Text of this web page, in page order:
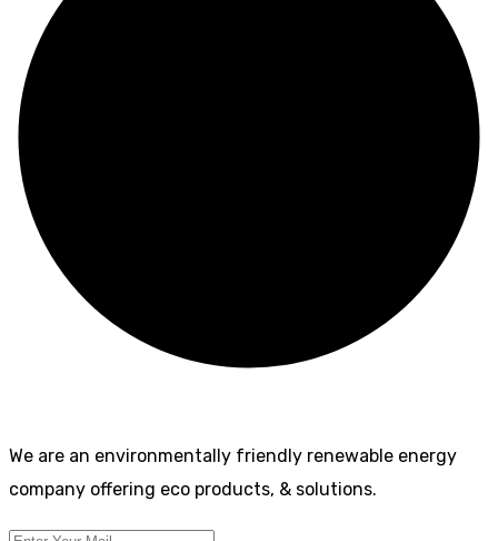
We are an environmentally friendly renewable energy
company offering eco products, & solutions.